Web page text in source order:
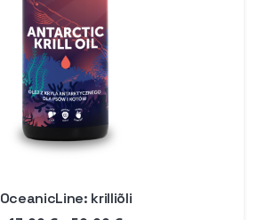
OceanicLine: krilliõli